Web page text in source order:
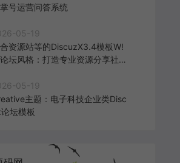
号运营问答系统
05-19
资源站等的DiscuzX3.4模板W!
坛风格：打造专业资源分享社区
05-19
主题：电子科技企业类Disc
坛模板